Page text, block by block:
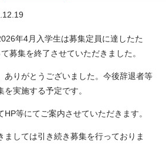
年4月入学生は募集定員に達したた
募集を終了させていただきました。
ありがとうございました。今後辞退者等
実施する予定です。
等にてご案内させていただきます。
ましては引き続き募集を行っておりま